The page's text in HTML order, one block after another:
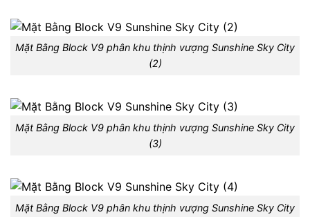
Mặt Bằng Block V9 phân khu thịnh vượng Sunshine Sky City
(2)
Mặt Bằng Block V9 phân khu thịnh vượng Sunshine Sky City
(3)
Mặt Bằng Block V9 phân khu thịnh vượng Sunshine Sky City